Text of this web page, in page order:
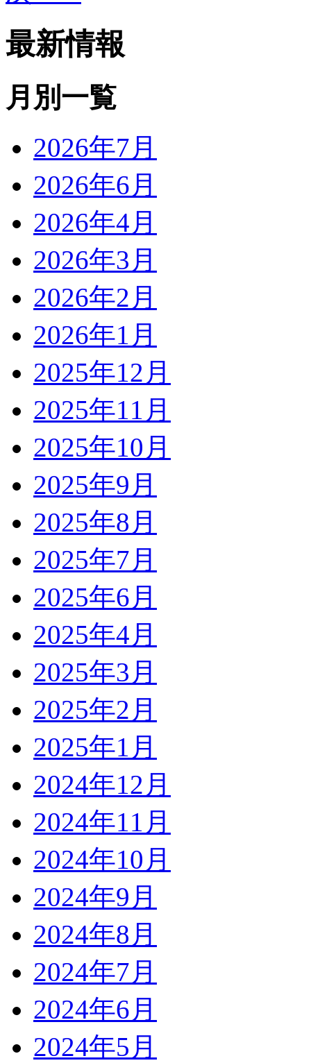
最新情報
月別一覧
2026年7月
2026年6月
2026年4月
2026年3月
2026年2月
2026年1月
2025年12月
2025年11月
2025年10月
2025年9月
2025年8月
2025年7月
2025年6月
2025年4月
2025年3月
2025年2月
2025年1月
2024年12月
2024年11月
2024年10月
2024年9月
2024年8月
2024年7月
2024年6月
2024年5月